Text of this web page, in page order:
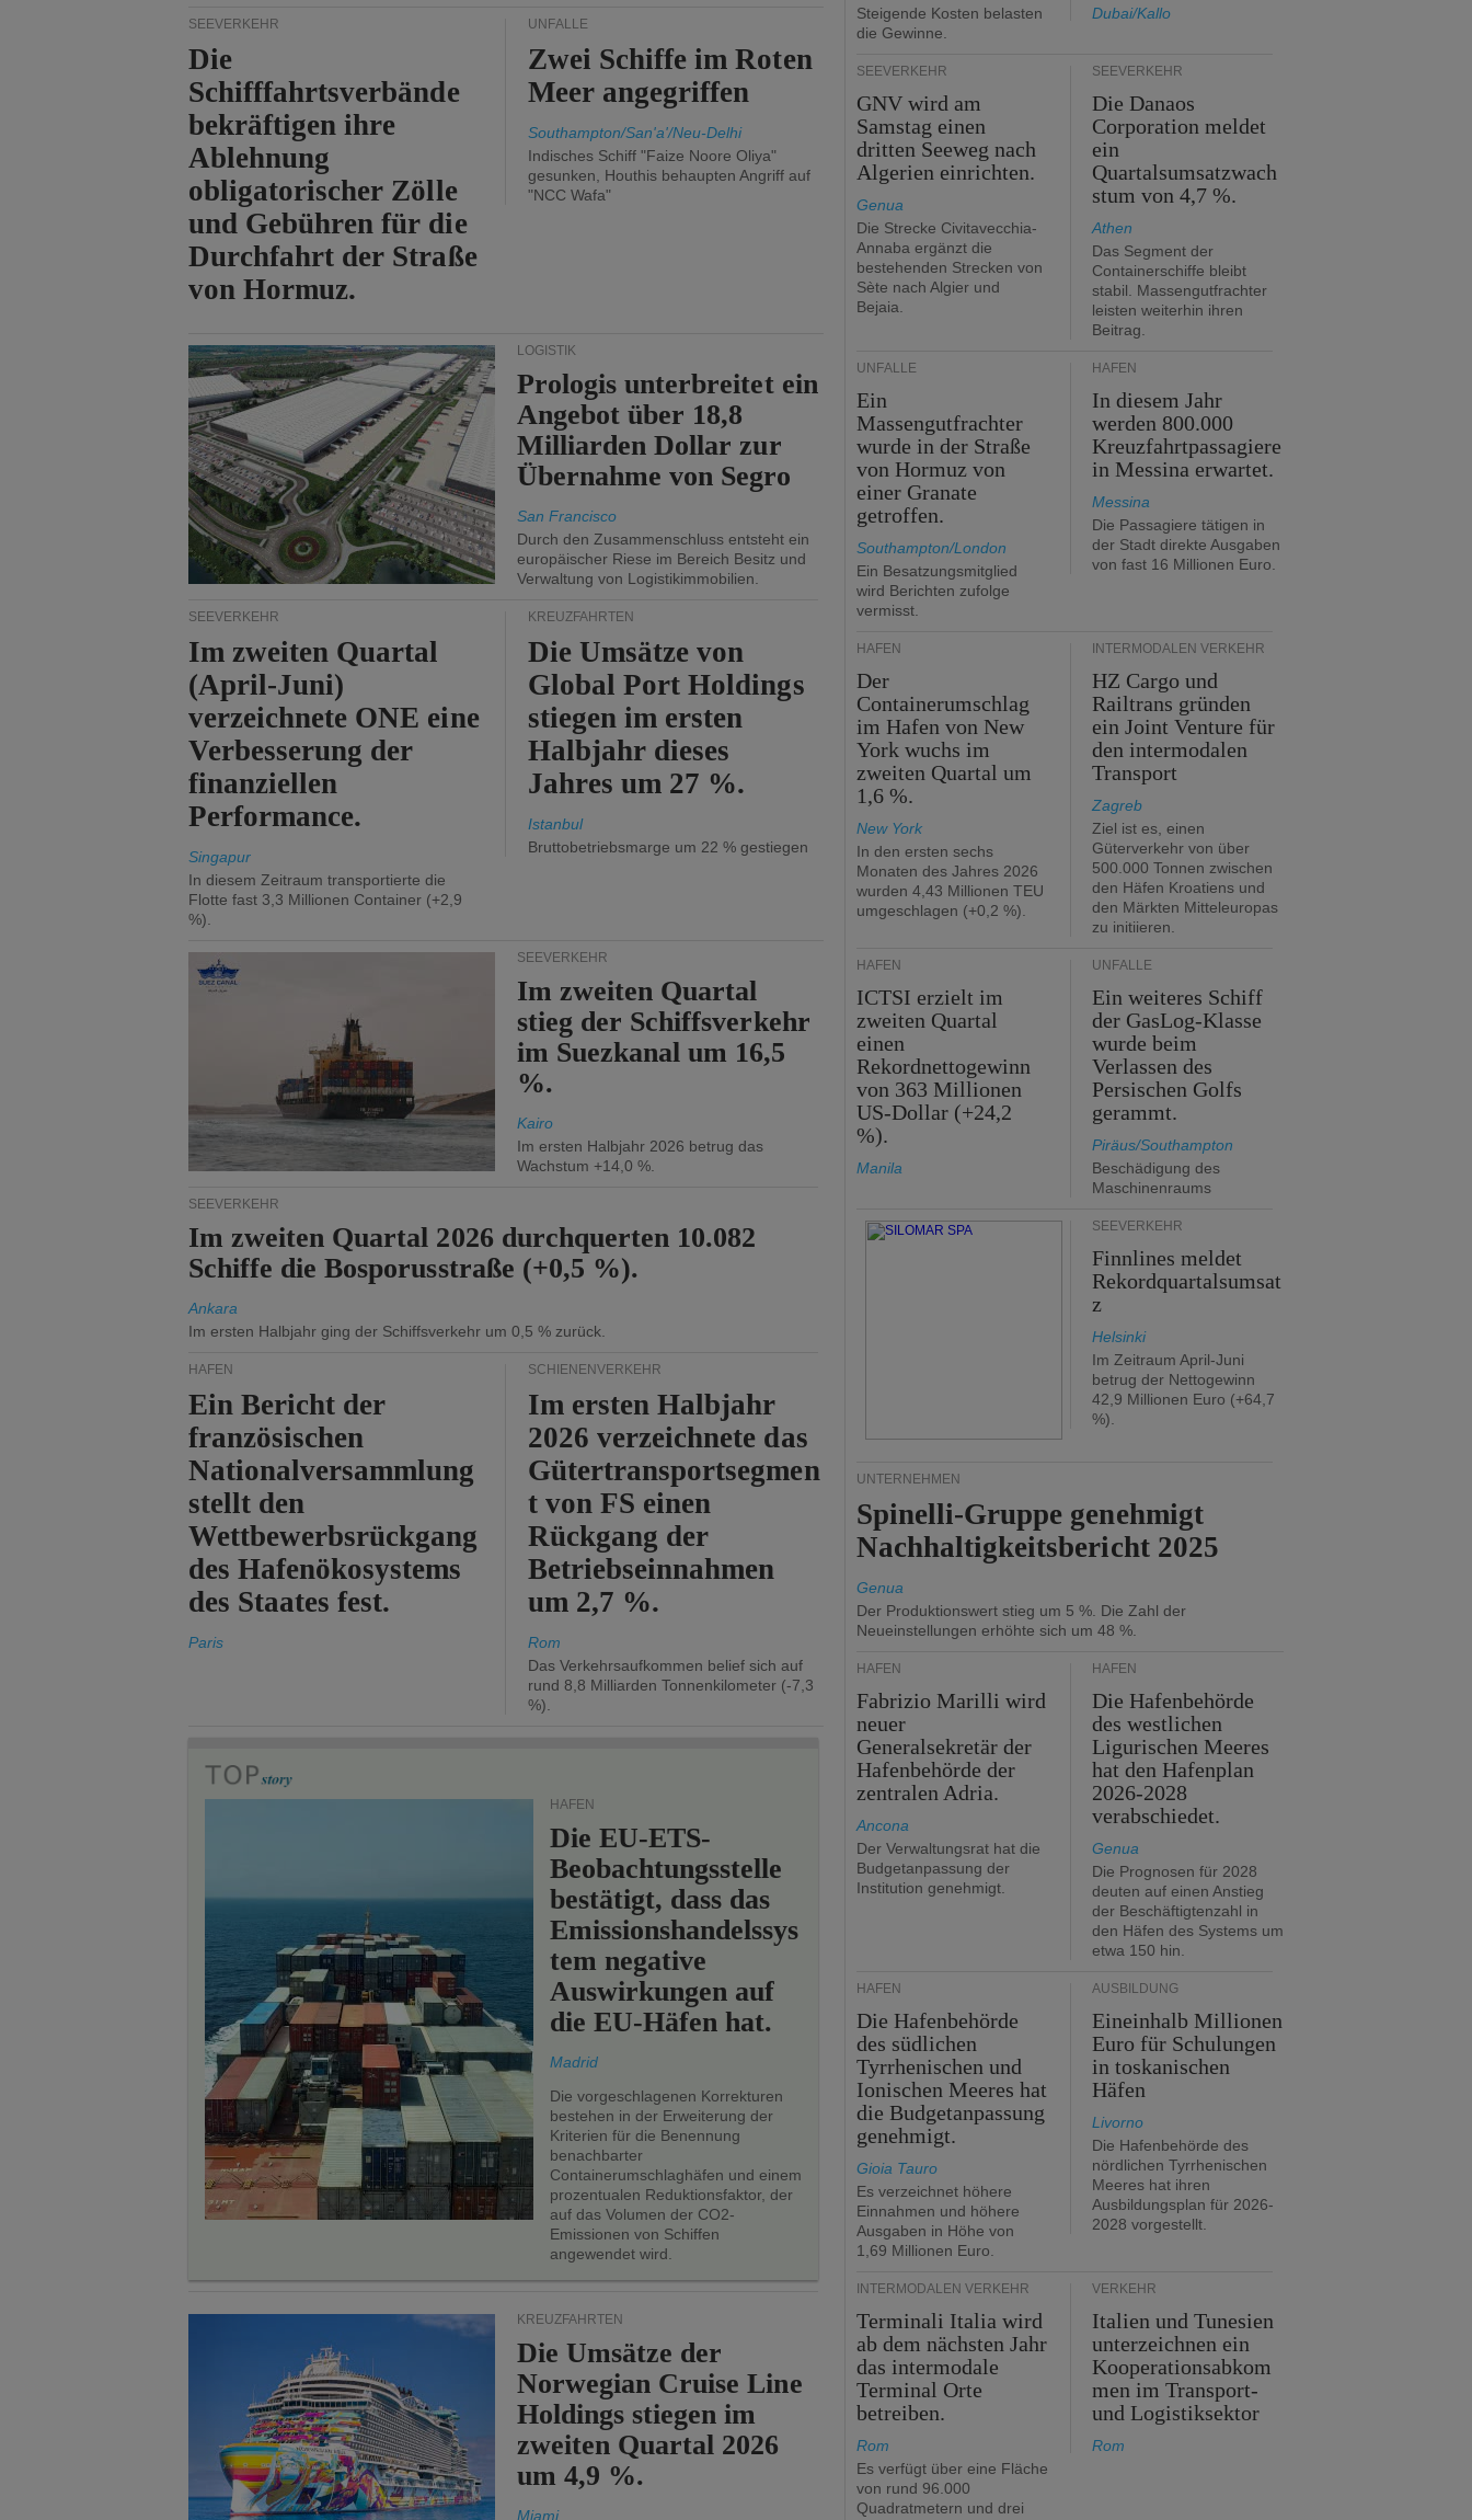
SEEVERKEHR
Die
Schifffahrtsverbände
bekräftigen ihre
Ablehnung
obligatorischer Zölle
und Gebühren für die
Durchfahrt der Straße
von Hormuz.
UNFÄLLE
Zwei Schiffe im Roten
Meer angegriffen
Southampton/San'a'/Neu-Delhi
Indisches Schiff "Faize Noore Oliya"
gesunken, Houthis behaupten Angriff auf
"NCC Wafa"
LOGISTIK
Prologis unterbreitet ein
Angebot über 18,8
Milliarden Dollar zur
Übernahme von Segro
San Francisco
Durch den Zusammenschluss entsteht ein
europäischer Riese im Bereich Besitz und
Verwaltung von Logistikimmobilien.
SEEVERKEHR
Im zweiten Quartal
(April-Juni)
verzeichnete ONE eine
Verbesserung der
finanziellen
Performance.
Singapur
In diesem Zeitraum transportierte die
Flotte fast 3,3 Millionen Container (+2,9
%).
KREUZFAHRTEN
Die Umsätze von
Global Port Holdings
stiegen im ersten
Halbjahr dieses
Jahres um 27 %.
Istanbul
Bruttobetriebsmarge um 22 % gestiegen
SEEVERKEHR
Im zweiten Quartal
stieg der Schiffsverkehr
im Suezkanal um 16,5
%.
Kairo
Im ersten Halbjahr 2026 betrug das
Wachstum +14,0 %.
SEEVERKEHR
Im zweiten Quartal 2026 durchquerten 10.082
Schiffe die Bosporusstraße (+0,5 %).
Ankara
Im ersten Halbjahr ging der Schiffsverkehr um 0,5 % zurück.
HÄFEN
Ein Bericht der
französischen
Nationalversammlung
stellt den
Wettbewerbsrückgang
des Hafenökosystems
des Staates fest.
Paris
SCHIENENVERKEHR
Im ersten Halbjahr
2026 verzeichnete das
Gütertransportsegmen
t von FS einen
Rückgang der
Betriebseinnahmen
um 2,7 %.
Rom
Das Verkehrsaufkommen belief sich auf
rund 8,8 Milliarden Tonnenkilometer (-7,3
%).
HÄFEN
Die EU-ETS-
Beobachtungsstelle
bestätigt, dass das
Emissionshandelssys
tem negative
Auswirkungen auf
die EU-Häfen hat.
Madrid
Die vorgeschlagenen Korrekturen
bestehen in der Erweiterung der
Kriterien für die Benennung
benachbarter
Containerumschlaghäfen und einem
prozentualen Reduktionsfaktor, der
auf das Volumen der CO2-
Emissionen von Schiffen
angewendet wird.
KREUZFAHRTEN
Die Umsätze der
Norwegian Cruise Line
Holdings stiegen im
zweiten Quartal 2026
um 4,9 %.
Miami
Steigende Kosten belasten
die Gewinne.
Dubai/Kallo
SEEVERKEHR
GNV wird am
Samstag einen
dritten Seeweg nach
Algerien einrichten.
Genua
Die Strecke Civitavecchia-
Annaba ergänzt die
bestehenden Strecken von
Sète nach Algier und
Bejaia.
SEEVERKEHR
Die Danaos
Corporation meldet
ein
Quartalsumsatzwach
stum von 4,7 %.
Athen
Das Segment der
Containerschiffe bleibt
stabil. Massengutfrachter
leisten weiterhin ihren
Beitrag.
UNFÄLLE
Ein
Massengutfrachter
wurde in der Straße
von Hormuz von
einer Granate
getroffen.
Southampton/London
Ein Besatzungsmitglied
wird Berichten zufolge
vermisst.
HÄFEN
In diesem Jahr
werden 800.000
Kreuzfahrtpassagiere
in Messina erwartet.
Messina
Die Passagiere tätigen in
der Stadt direkte Ausgaben
von fast 16 Millionen Euro.
HÄFEN
Der
Containerumschlag
im Hafen von New
York wuchs im
zweiten Quartal um
1,6 %.
New York
In den ersten sechs
Monaten des Jahres 2026
wurden 4,43 Millionen TEU
umgeschlagen (+0,2 %).
INTERMODALEN VERKEHR
HZ Cargo und
Railtrans gründen
ein Joint Venture für
den intermodalen
Transport
Zagreb
Ziel ist es, einen
Güterverkehr von über
500.000 Tonnen zwischen
den Häfen Kroatiens und
den Märkten Mitteleuropas
zu initiieren.
HÄFEN
ICTSI erzielt im
zweiten Quartal
einen
Rekordnettogewinn
von 363 Millionen
US-Dollar (+24,2
%).
Manila
UNFÄLLE
Ein weiteres Schiff
der GasLog-Klasse
wurde beim
Verlassen des
Persischen Golfs
gerammt.
Piräus/Southampton
Beschädigung des
Maschinenraums
SEEVERKEHR
Finnlines meldet
Rekordquartalsumsat
z
Helsinki
Im Zeitraum April-Juni
betrug der Nettogewinn
42,9 Millionen Euro (+64,7
%).
UNTERNEHMEN
Spinelli-Gruppe genehmigt
Nachhaltigkeitsbericht 2025
Genua
Der Produktionswert stieg um 5 %. Die Zahl der
Neueinstellungen erhöhte sich um 48 %.
HÄFEN
Fabrizio Marilli wird
neuer
Generalsekretär der
Hafenbehörde der
zentralen Adria.
Ancona
Der Verwaltungsrat hat die
Budgetanpassung der
Institution genehmigt.
HÄFEN
Die Hafenbehörde
des westlichen
Ligurischen Meeres
hat den Hafenplan
2026-2028
verabschiedet.
Genua
Die Prognosen für 2028
deuten auf einen Anstieg
der Beschäftigtenzahl in
den Häfen des Systems um
etwa 150 hin.
HÄFEN
Die Hafenbehörde
des südlichen
Tyrrhenischen und
Ionischen Meeres hat
die Budgetanpassung
genehmigt.
Gioia Tauro
Es verzeichnet höhere
Einnahmen und höhere
Ausgaben in Höhe von
1,69 Millionen Euro.
AUSBILDUNG
Eineinhalb Millionen
Euro für Schulungen
in toskanischen
Häfen
Livorno
Die Hafenbehörde des
nördlichen Tyrrhenischen
Meeres hat ihren
Ausbildungsplan für 2026-
2028 vorgestellt.
INTERMODALEN VERKEHR
Terminali Italia wird
ab dem nächsten Jahr
das intermodale
Terminal Orte
betreiben.
Rom
Es verfügt über eine Fläche
von rund 96.000
Quadratmetern und drei
VERKEHR
Italien und Tunesien
unterzeichnen ein
Kooperationsabkom
men im Transport-
und Logistiksektor
Rom